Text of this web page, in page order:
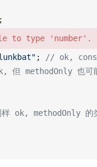
;
to type 'number'.
;
// ok,
但 methodOnly 也可
ok, methodOnly